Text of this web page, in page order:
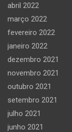
abril 2022
março 2022
fevereiro 2022
janeiro 2022
dezembro 2021
novembro 2021
outubro 2021
setembro 2021
julho 2021
junho 2021